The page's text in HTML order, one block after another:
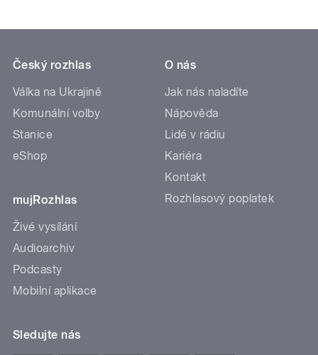
Český rozhlas
Válka na Ukrajině
Komunální volby
Stanice
eShop
mujRozhlas
Živé vysílání
Audioarchiv
Podcasty
Mobilní aplikace
O nás
Jak nás naladíte
Nápověda
Lidé v rádiu
Kariéra
Kontakt
Rozhlasový poplatek
Sledujte nás